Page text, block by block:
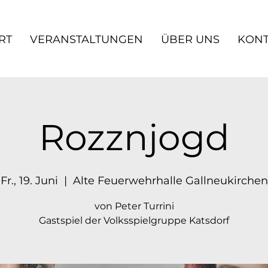
VERANSTALTUNGEN ÜBER UNS
Rozznjogd
Fr., 19. Juni
  |
Alte Feuerwehrhalle Gallneukirchen
von Peter Turrini
Gastspiel der Volksspielgruppe Katsdorf